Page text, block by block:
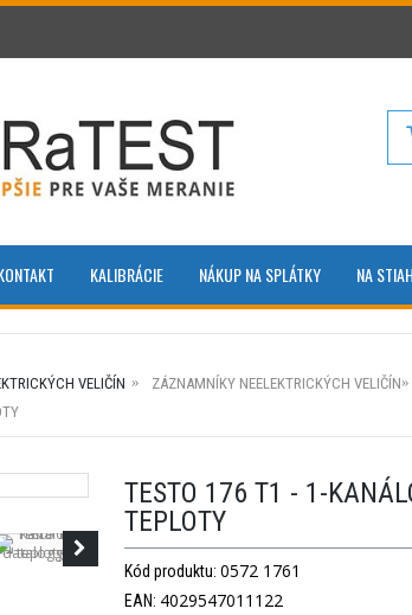
KALIBRÁCIE NÁKUP NA SPLÁTKY NA
VELIČÍN
ZÁZNAMNÍKY NEELEKTRICKÝCH VELIČÍN
TESTO 176 T1 - 1-
TEPLOTY
Kód produktu: 0572 1761
EAN: 4029547011122